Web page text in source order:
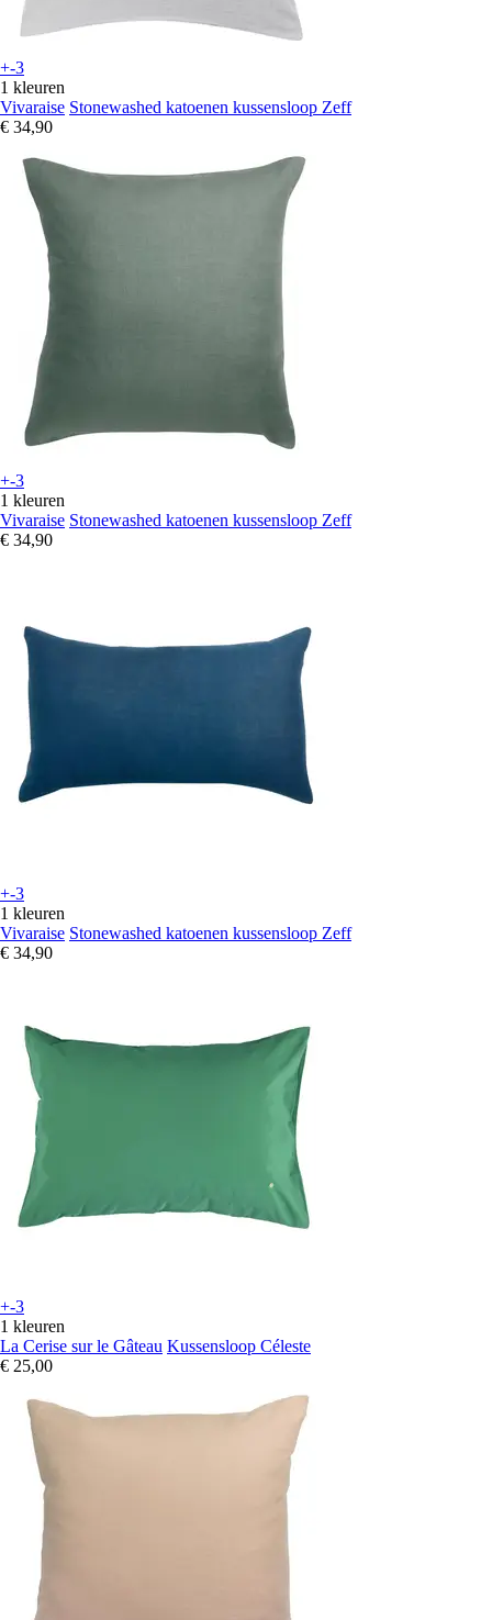
+-3
1 kleuren
Vivaraise Stonewashed katoenen kussensloop Zeff
€ 34,90
+-3
1 kleuren
Vivaraise Stonewashed katoenen kussensloop Zeff
€ 34,90
+-3
1 kleuren
Vivaraise Stonewashed katoenen kussensloop Zeff
€ 34,90
+-3
1 kleuren
La Cerise sur le Gâteau Kussensloop Céleste
€ 25,00